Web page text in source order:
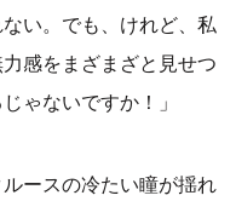
い。でも、けれど、私
感をまざまざと見せつ
ゃないですか！」
ースの冷たい瞳が揺れ